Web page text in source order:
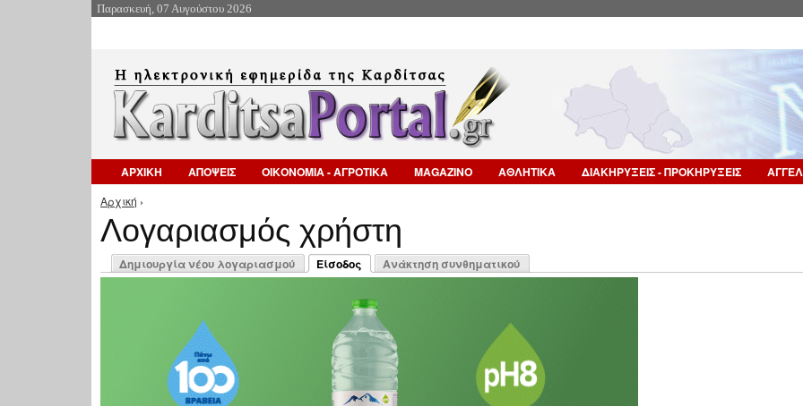
Παρασκευή, 07 Αυγούστου 2026
ΑΡΧΙΚΗ ΑΠΟΨΕΙΣ ΟΙΚΟΝΟΜΙΑ - ΑΓΡΟΤΙΚΑ MAGAZINO ΑΘΛΗΤΙΚΑ ΔΙΑΚΗΡΥΞΕΙΣ - ΠΡΟΚΗΡΥΞΕΙΣ
Είστε εδώ
Αρχική ›
Λογαριασμός χρήστη
Πρωτεύουσες καρτέλες
Δημιουργία νέου λογαριασμού
Είσοδος
(ενεργή καρτέλα)
Ανάκτηση συνθηματικού